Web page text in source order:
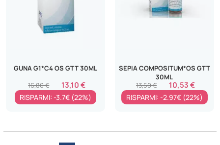
GUNA G1*C4 OS GTT 30ML
13,10 €
16,80 €
RISPARMI: -3.7€ (22%)
SEPIA COMPOSITUM*OS GTT
30ML
10,53 €
13,50 €
RISPARMI: -2.97€ (22%)